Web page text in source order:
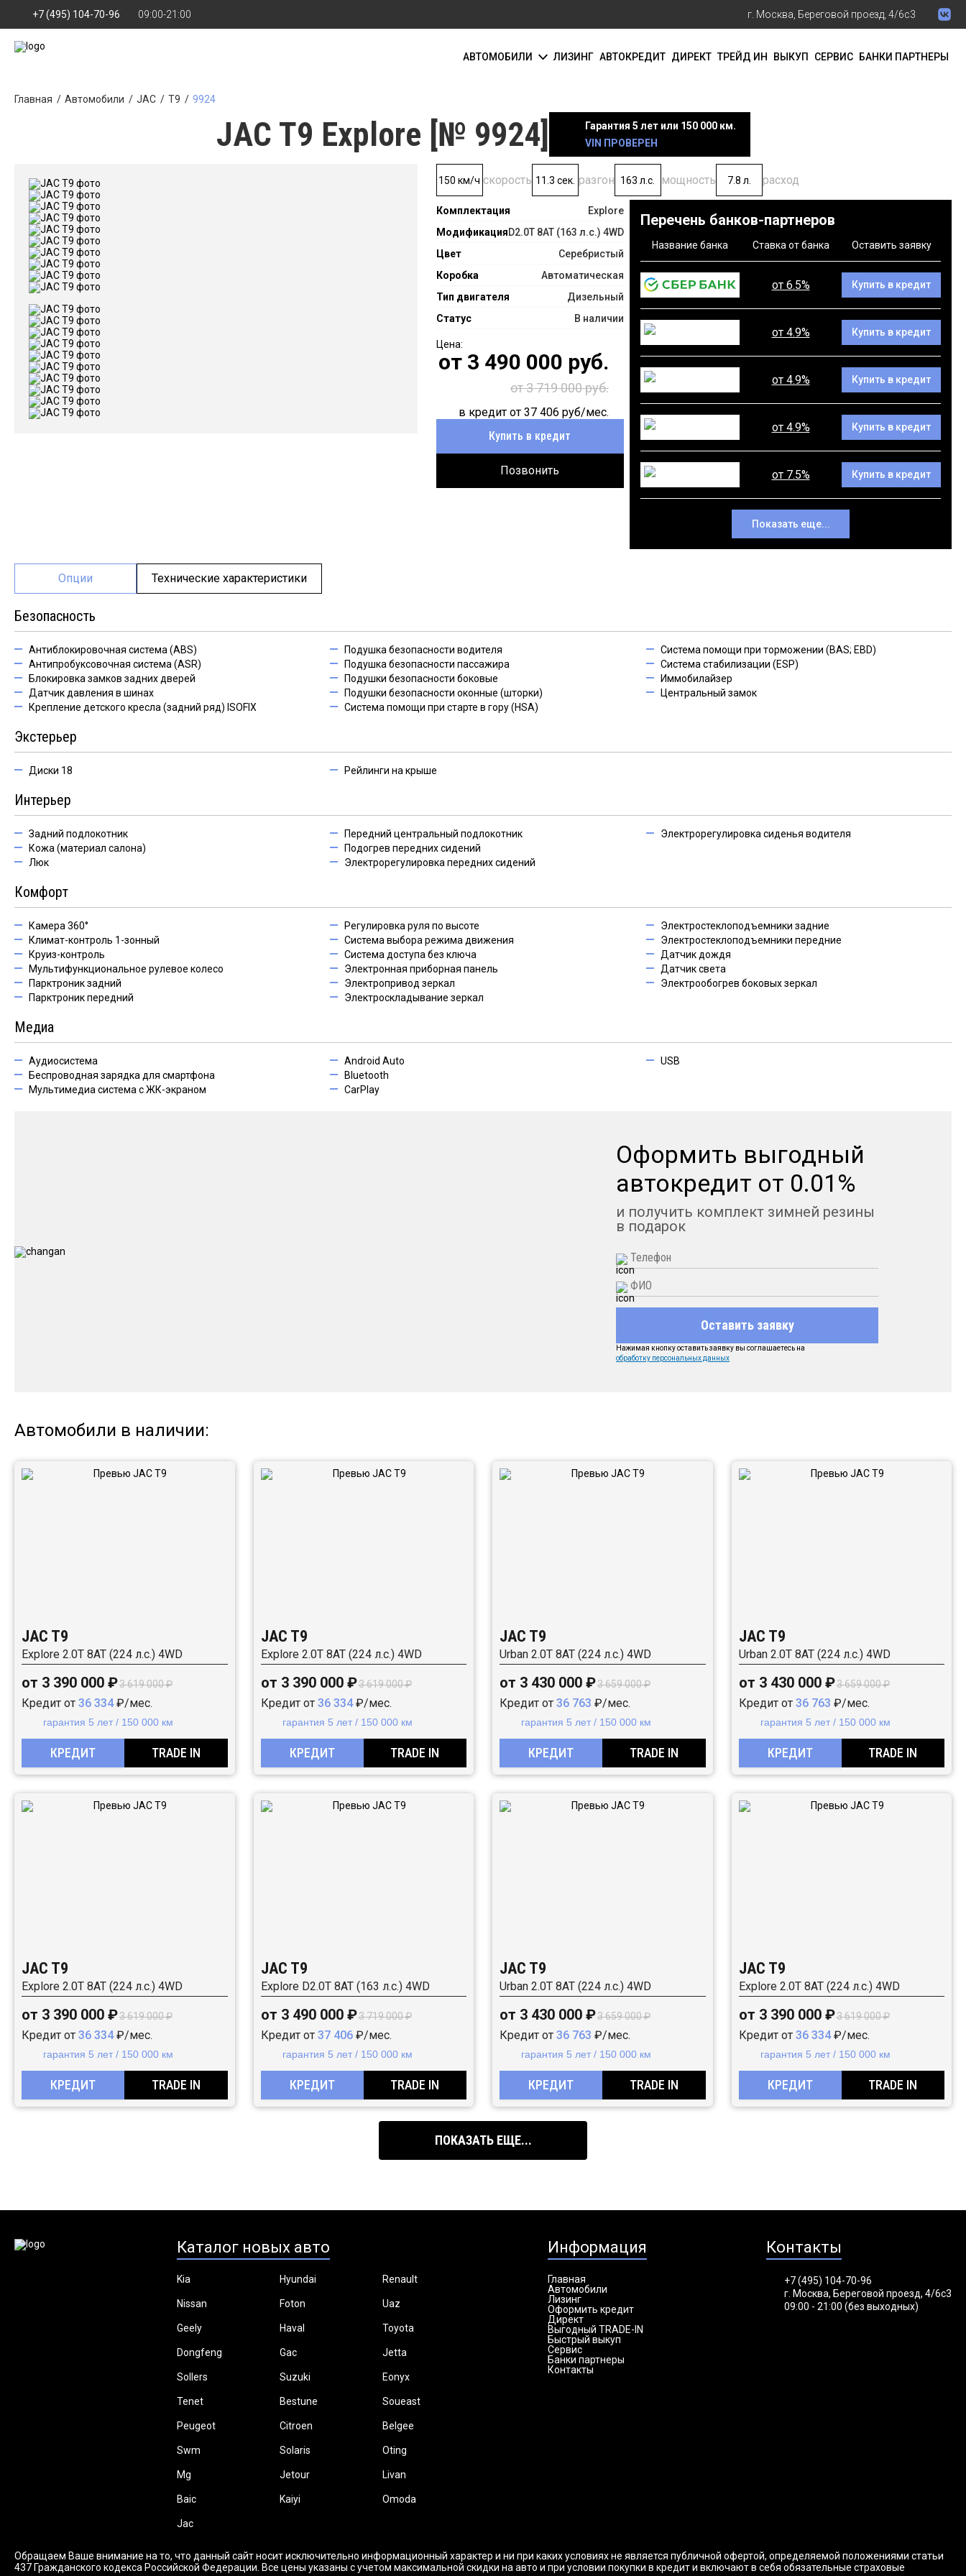
+7 (495) 104-70-96 09:00-21:00 г. Москва, Береговой проезд, 4/6с3
АВТОМОБИЛИ ЛИЗИНГ АВТОКРЕДИТ ДИРЕКТ ТРЕЙД ИН ВЫКУП СЕРВИС БАНКИ ПАРТНЕРЫ
Главная Автомобили JAC T9 9924
JAC T9 Explore [№ 9924]
Гарантия 5 лет или 150 000 км.
VIN ПРОВЕРЕН
Комплектация
Explore
МодификацияD2.0T 8AT (163 л.с.) 4WD
Цвет
Серебристый
Коробка
Автоматическая
Тип двигателя
Дизельный
Статус
В наличии
150 км/ч скорость 11.3 сек. разгон 163 л.с. мощность 7.8 л. расход
от 3 490 000 руб.
от 3 719 000 руб.
в кредит от 37 406 руб/мес.
Купить в кредит
Позвонить
Перечень банков-партнеров
Название банка Ставка от банка Оставить заявку
от 6.5% Купить в кредит
от 4.9% Купить в кредит
от 4.9% Купить в кредит
от 4.9% Купить в кредит
от 7.5% Купить в кредит
Показать еще...
Опции Технические характеристики
Безопасность
Антиблокировочная система (ABS)
Антипробуксовочная система (ASR)
Блокировка замков задних дверей
Датчик давления в шинах
Крепление детского кресла (задний ряд) ISOFIX
Подушка безопасности водителя
Подушка безопасности пассажира
Подушки безопасности боковые
Подушки безопасности оконные (шторки)
Система помощи при старте в гору (HSA)
Система помощи при торможении (BAS; EBD)
Система стабилизации (ESP)
Иммобилайзер
Центральный замок
Экстерьер
Диски 18 Рейлинги на крыше
Интерьер
Задний подлокотник
Кожа (материал салона)
Люк
Передний центральный подлокотник
Подогрев передних сидений
Электрорегулировка передних сидений
Электрорегулировка сиденья водителя
Комфорт
Камера 360°
Климат-контроль 1-зонный
Круиз-контроль
Мультифункциональное рулевое колесо
Парктроник задний
Парктроник передний
Регулировка руля по высоте
Система выбора режима движения
Система доступа без ключа
Электронная приборная панель
Электропривод зеркал
Электроскладывание зеркал
Электростеклоподъемники задние
Электростеклоподъемники передние
Датчик дождя
Датчик света
Электрообогрев боковых зеркал
Медиа
Аудиосистема
Беспроводная зарядка для смартфона
Мультимедиа система с ЖК-экраном
Android Auto
Bluetooth
CarPlay
USB
Оформить выгодный
автокредит от 0.01%
и получить комплект зимней резины
в подарок
Оставить заявку
Нажимая кнопку оставить заявку вы соглашаетесь на
обработку персональных данных
Автомобили в наличии:
JAC T9
Explore 2.0T 8AT (224 л.с.) 4WD
от 3 390 000 ₽3 619 000 ₽
Кредит от 36 334₽/мес.
гарантия 5 лет / 150 000 км
КРЕДИТ TRADE IN
JAC T9
Explore 2.0T 8AT (224 л.с.) 4WD
от 3 390 000 ₽3 619 000 ₽
Кредит от 36 334₽/мес.
гарантия 5 лет / 150 000 км
КРЕДИТ TRADE IN
JAC T9
Urban 2.0T 8AT (224 л.с.) 4WD
от 3 430 000 ₽3 659 000 ₽
Кредит от 36 763 ₽/мес.
гарантия 5 лет / 150 000 км
КРЕДИТ TRADE IN
JAC T9
Urban 2.0T 8AT (224 л.с.) 4WD
от 3 430 000 ₽3 659 000 ₽
Кредит от 36 763 ₽/мес.
гарантия 5 лет / 150 000 км
КРЕДИТ TRADE IN
JAC T9
Explore 2.0T 8AT (224 л.с.) 4WD
от 3 390 000 ₽3 619 000 ₽
Кредит от 36 334₽/мес.
гарантия 5 лет / 150 000 км
КРЕДИТ TRADE IN
JAC T9
Explore D2.0T 8AT (163 л.с.) 4WD
от 3 490 000 ₽3 719 000 ₽
Кредит от 37 406₽/мес.
гарантия 5 лет / 150 000 км
КРЕДИТ TRADE IN
JAC T9
Urban 2.0T 8AT (224 л.с.) 4WD
от 3 430 000 ₽3 659 000 ₽
Кредит от 36 763 ₽/мес.
гарантия 5 лет / 150 000 км
КРЕДИТ TRADE IN
JAC T9
Explore 2.0T 8AT (224 л.с.) 4WD
от 3 390 000 ₽3 619 000 ₽
Кредит от 36 334₽/мес.
гарантия 5 лет / 150 000 км
КРЕДИТ TRADE IN
ПОКАЗАТЬ ЕЩЕ...
Каталог новых авто
Kia Hyundai Renault
Nissan Foton Uaz
Geely Haval Toyota
Dongfeng Gac Jetta
Sollers Suzuki Eonyx
Tenet Bestune Soueast
Peugeot Citroen Belgee
Swm Solaris Oting
Mg Jetour Livan
Baic Kaiyi Omoda
Jac
Информация
Главная
Автомобили
Лизинг
Оформить кредит
Директ
Выгодный TRADE-IN
Быстрый выкуп
Сервис
Банки партнеры
Контакты
Контакты
+7 (495) 104-70-96
г. Москва, Береговой проезд, 4/6с3
09:00 - 21:00 (без выходных)
Обращаем Ваше внимание на то, что данный сайт носит исключительно информационный характер и ни при каких условиях не является публичной офертой, определяемой положениями статьи
437 Гражданского кодекса Российской Федерации. Все цены указаны с учетом максимальной скидки на авто и при условии покупки в кредит и включают в себя обязательные страховые